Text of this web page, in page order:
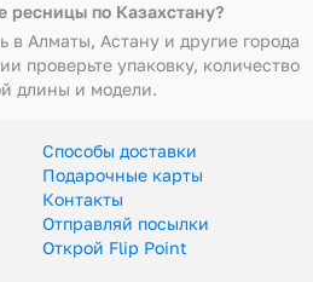
ресницы по Казахстану?
в Алматы, Астану и другие города
проверьте упаковку, количество
длины и модели.
Способы доставки
Подарочные карты
Контакты
Отправляй посылки
Открой Flip Point